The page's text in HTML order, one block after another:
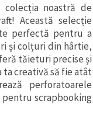
colecția noastră de
Această selecție
perfectă pentru a
și colțuri din hârtie,
tăieturi precise și
ta creativă să fie atât
perforatoarele
scrapbooking